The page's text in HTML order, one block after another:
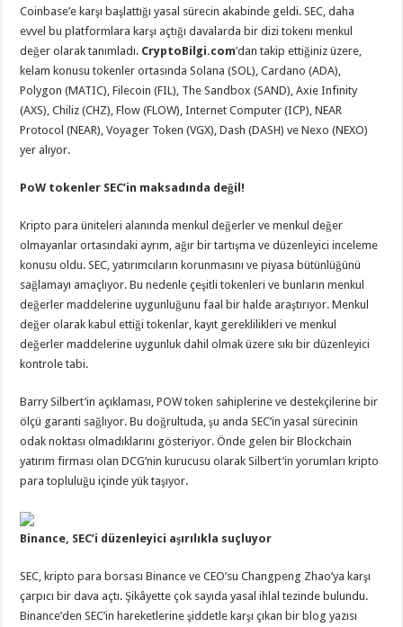
Coinbase’e karşı başlattığı yasal sürecin akabinde geldi. SEC, daha
evvel bu platformlara karşı açtığı davalarda bir dizi tokenı menkul
değer olarak tanımladı. CryptoBilgi.com’dan takip ettiğiniz üzere,
kelam konusu tokenler ortasında Solana (SOL), Cardano (ADA),
Polygon (MATIC), Filecoin (FIL), The Sandbox (SAND), Axie Infinity
(AXS), Chiliz (CHZ), Flow (FLOW), Internet Computer (ICP), NEAR
Protocol (NEAR), Voyager Token (VGX), Dash (DASH) ve Nexo (NEXO)
yer alıyor.
PoW tokenler SEC’in maksadında değil!
Kripto para üniteleri alanında menkul değerler ve menkul değer
olmayanlar ortasındaki ayrım, ağır bir tartışma ve düzenleyici inceleme
konusu oldu. SEC, yatırımcıların korunmasını ve piyasa bütünlüğünü
sağlamayı amaçlıyor. Bu nedenle çeşitli tokenleri ve bunların menkul
değerler maddelerine uygunluğunu faal bir halde araştırıyor. Menkul
değer olarak kabul ettiği tokenlar, kayıt gereklilikleri ve menkul
değerler maddelerine uygunluk dahil olmak üzere sıkı bir düzenleyici
kontrole tabi.
Barry Silbert’in açıklaması, POW token sahiplerine ve destekçilerine bir
ölçü garanti sağlıyor. Bu doğrultuda, şu anda SEC’in yasal sürecinin
odak noktası olmadıklarını gösteriyor. Önde gelen bir Blockchain
yatırım firması olan DCG’nin kurucusu olarak Silbert’in yorumları kripto
para topluluğu içinde yük taşıyor.
Binance, SEC’i düzenleyici aşırılıkla suçluyor
SEC, kripto para borsası Binance ve CEO’su Changpeng Zhao’ya karşı
çarpıcı bir dava açtı. Şikâyette çok sayıda yasal ihlal tezinde bulundu.
Binance’den SEC’in hareketlerine şiddetle karşı çıkan bir blog yazısı